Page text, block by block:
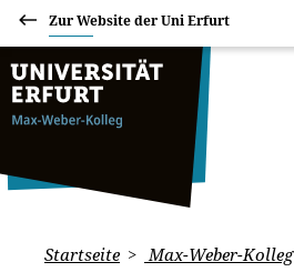
Zur Website der Uni Erfurt
Startseite Max-Weber-Kolleg